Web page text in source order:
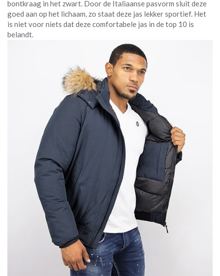
bontkraag in het zwart. Door de Italiaanse pasvorm sluit deze
goed aan op het lichaam, zo staat deze jas lekker sportief. Het
is niet voor niets dat deze comfortabele jas in de top 10 is
belandt.